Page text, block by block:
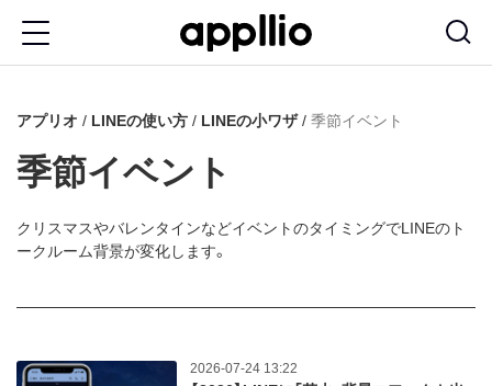
動
アプリオ LINEの使い方 LINEの小ワザ 季節イベント
季節イベント
クリスマスやバレンタインなどイベントのタイミングでLINEのト
ークルーム背景が変化します。
2026-07-24 13:22